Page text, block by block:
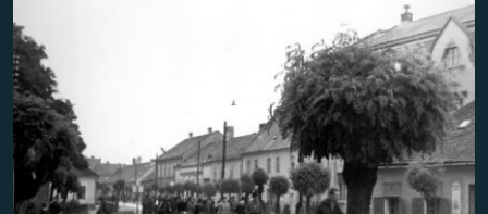
A PÉNZ NYOMÁBAN
EURÓPAI UNIÓ
VILÁG
KLÍMAVÁLTOZÁS
A MÚLT TANULSÁGAI